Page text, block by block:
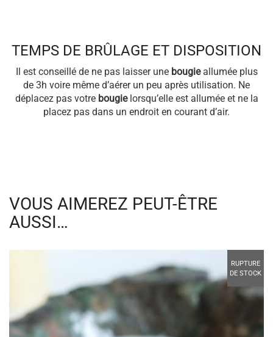
TEMPS DE BRÛLAGE ET DISPOSITION
Il est conseillé de ne pas laisser une bougieallumée plus
de 3h voire même d’aérer un peu après utilisation. Ne
déplacez pas votre bougielorsqu’elle est allumée et ne la
placez pas dans un endroit en courant d’air.
VOUS AIMEREZ PEUT-ÊTRE
AUSSI…
RUPTURE
DE STOCK